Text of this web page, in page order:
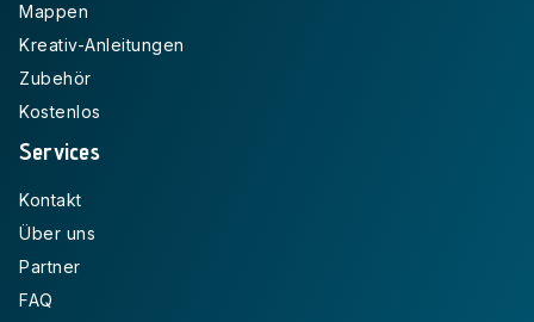
Mappen
Kreativ-Anleitungen
Zubehör
Kostenlos
Services
Kontakt
Über uns
Partner
FAQ